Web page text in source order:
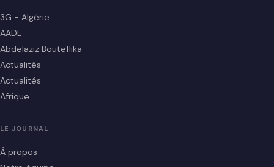
3G - Algérie
AADL
Abdelaziz Bouteflika
Actualités
Actualités
Afrique
LE JOURNAL
À propos